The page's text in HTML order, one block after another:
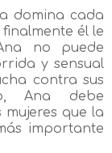
domina cada
él le
no puede
y sensual
contra sus
Ana debe
que la
importante